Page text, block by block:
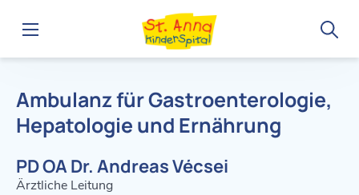
Interne Abteilung
Ambulanz für Gastroenterologie,
Hepatologie und Ernährung
PD OA Dr. Andreas Vécsei
Ärztliche Leitung